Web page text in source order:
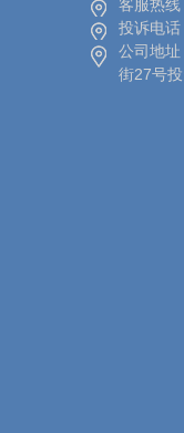
客服热线
投诉电话
公司地址
街27号